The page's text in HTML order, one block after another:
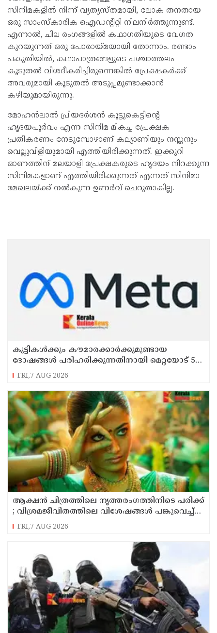
സിനിമകളില്‍ നിന്ന് വ്യത്യസ്തമായി, ലോക തനതായ
ഒരു സാംസ്‌കാരിക ഐഡന്റിറ്റി നിലനിര്‍ത്തുന്നുണ്ട്.
എന്നാല്‍, ചില രംഗങ്ങളില്‍ കഥാഗതിയുടെ വേഗത
കുറയുന്നത് ഒരു പോരായ്മയായി തോന്നാം. രണ്ടാം
പകുതിയില്‍, കഥാപാത്രങ്ങളുടെ പശ്ചാത്തലം
കൂടുതല്‍ വിശദീകരിച്ചിരുന്നെങ്കില്‍ പ്രേക്ഷകര്‍ക്ക്
അവരുമായി കൂടുതല്‍ അടുപ്പമുണ്ടാക്കാന്‍
കഴിയുമായിരുന്നു.
മോഹന്‍ലാല്‍ പ്രിയദര്‍ശന്‍ കൂട്ടുകെട്ടിന്റെ
ഹൃദയപൂര്‍വം എന്ന സിനിമ മികച്ച പ്രേക്ഷക
പ്രതികരണം നേടുമ്പോഴാണ് കല്യാണിയും നസ്ലനും
വെല്ലുവിളിയുമായി എത്തിയിരിക്കുന്നത്. ഇക്കുറി
ഓണത്തിന് മലയാളി പ്രേക്ഷകരുടെ ഹൃദയം നിറക്കുന്ന
സിനിമകളാണ് എത്തിയിരിക്കുന്നത് എന്നത് സിനിമാ
മേഖലയ്ക്ക് നല്‍കുന്ന ഉണര്‍വ് ചെറുതാകില്ല.
കുട്ടികൾക്കും കൗമാരക്കാർക്കുമുണ്ടായ
ദോഷങ്ങൾ പരിഹരിക്കുന്നതിനായി മെറ്റയോട് 567
മില്യൺ ഡോളർ നഷ്ടപരിഹാരം നൽകാൻ
കോടതി
FRI,7 AUG 2026
ആക്ഷൻ ചിത്രത്തിലെ നൃത്തരംഗത്തിനിടെ പരിക്ക്
; വിശ്രമജീവിതത്തിലെ വിശേഷങ്ങൾ പങ്കുവെച്ച്
നടി രശ്മിക മന്ദാന
FRI,7 AUG 2026